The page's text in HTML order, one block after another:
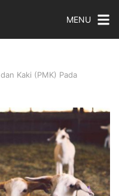
MENU
Kaki (PMK) Pada